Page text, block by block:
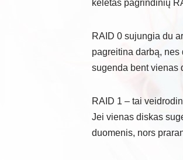
keletas pagrindinių
RAID 0 sujungia du
pagreitina darbą,
sugenda bent vienas
RAID 1 – tai
Jei vienas diskas
duomenis, nors